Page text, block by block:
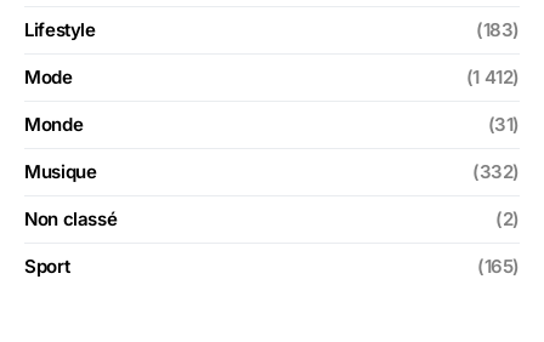
Lifestyle (183)
Mode (1 412)
Monde (31)
Musique (332)
Non classé (2)
Sport (165)